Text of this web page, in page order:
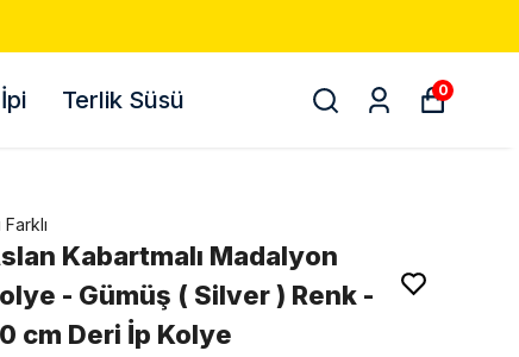
Terlik Süsü 0
Farklı
Kabartmalı Madalyon
- Gümüş ( Silver ) Renk -
cm Deri İp Kolye